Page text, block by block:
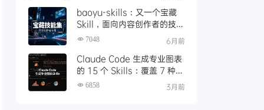
baoyu-skills：又一个宝藏
Skill，面向内容创作者的技能
集，支持图文生成、发布与处
7048 6月前
Claude Code 生成专业图表
的 15 个 Skills：覆盖 7 种渲
染引擎的完整指南
6858 3月前